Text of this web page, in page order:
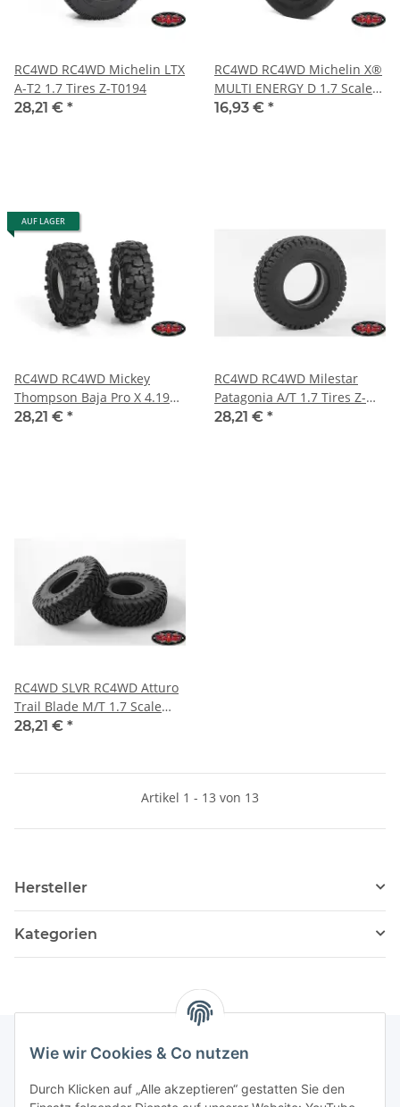
Wie wir Cookies & Co nutzen
Durch Klicken auf „Alle akzeptieren“ gestatten Sie den
RC4WD RC4WD Michelin LTX
A-T2 1.7 Tires Z-T0194
28,21 € *
RC4WD RC4WD Michelin X®
MULTI ENERGY D 1.7 Scale
Tires Z-T0204
16,93 € *
AUF LAGER
RC4WD RC4WD Mickey
Thompson Baja Pro X 4.19
1.7 Scale Tires Z-T0196
28,21 € *
RC4WD RC4WD Milestar
Patagonia A/T 1.7 Tires Z-
T0181
28,21 € *
RC4WD SLVR RC4WD Atturo
Trail Blade M/T 1.7 Scale
Tires Z-T0151
28,21 € *
Artikel 1 - 13 von 13
Hersteller
Kategorien
Informationen